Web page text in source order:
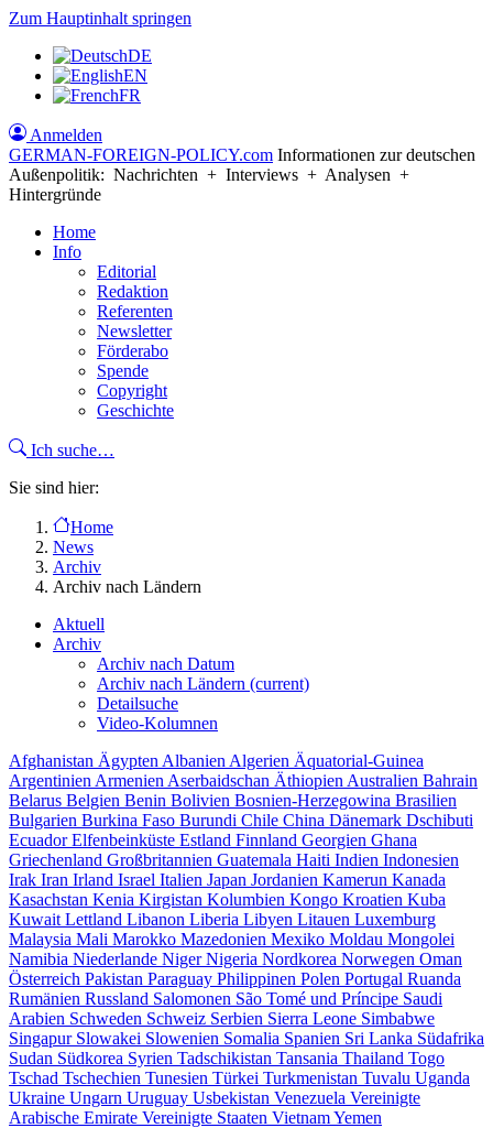
Zum Hauptinhalt springen
DE
EN
FR
Anmelden
GERMAN-FOREIGN-POLICY.com Informationen zur deutschen
Außenpolitik: Nachrichten + Interviews + Analysen +
Hintergründe
Home
Info
Editorial
Redaktion
Referenten
Newsletter
Förderabo
Spende
Copyright
Geschichte
Ich suche…
Sie sind hier:
Home
News
Archiv
Archiv nach Ländern
Aktuell
Archiv
Archiv nach Datum
Archiv nach Ländern (current)
Detailsuche
Video-Kolumnen
Afghanistan Ägypten Albanien Algerien Äquatorial-Guinea
Argentinien Armenien Aserbaidschan Äthiopien Australien Bahrain
Belarus Belgien Benin Bolivien Bosnien-Herzegowina Brasilien
Bulgarien Burkina Faso Burundi Chile China Dänemark Dschibuti
EcuadorElfenbeinküste Estland Finnland Georgien Ghana
Griechenland Großbritannien Guatemala Haiti Indien Indonesien
Irak Iran Irland Israel Italien Japan Jordanien Kamerun Kanada
Kasachstan Kenia Kirgistan Kolumbien Kongo Kroatien Kuba
Kuwait Lettland Libanon Liberia Libyen Litauen Luxemburg
Malaysia Mali Marokko Mazedonien Mexiko Moldau Mongolei
Namibia Niederlande NigerNigeria Nordkorea Norwegen Oman
Österreich Pakistan Paraguay Philippinen Polen Portugal Ruanda
Rumänien Russland Salomonen São Tomé und Príncipe Saudi
Arabien Schweden Schweiz Serbien Sierra Leone Simbabwe
Singapur Slowakei Slowenien Somalia Spanien Sri Lanka Südafrika
Sudan Südkorea Syrien Tadschikistan Tansania Thailand Togo
Tschad Tschechien Tunesien Türkei Turkmenistan Tuvalu Uganda
Ukraine Ungarn Uruguay Usbekistan Venezuela Vereinigte
Arabische Emirate Vereinigte Staaten VietnamYemen